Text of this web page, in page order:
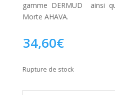
gamme DERMUD ainsi
Morte AHAVA.
34,60€
Rupture de stock